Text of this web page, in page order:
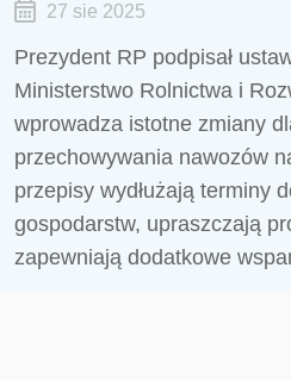
27 sie 2025
Prezydent RP podpisał
Ministerstwo Rolnictwa i
wprowadza istotne zmiany
przechowywania nawozów
przepisy wydłużają terminy
gospodarstw, upraszczają
zapewniają dodatkowe